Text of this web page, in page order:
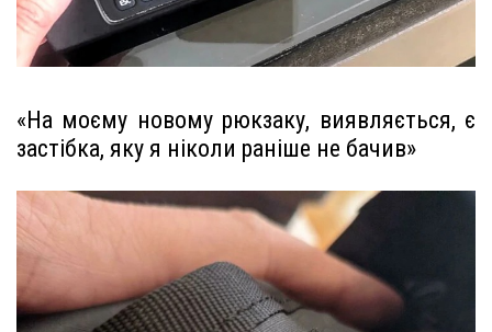
«На моєму новому рюкзаку, виявляється, є
застібка, яку я ніколи раніше не бачив»